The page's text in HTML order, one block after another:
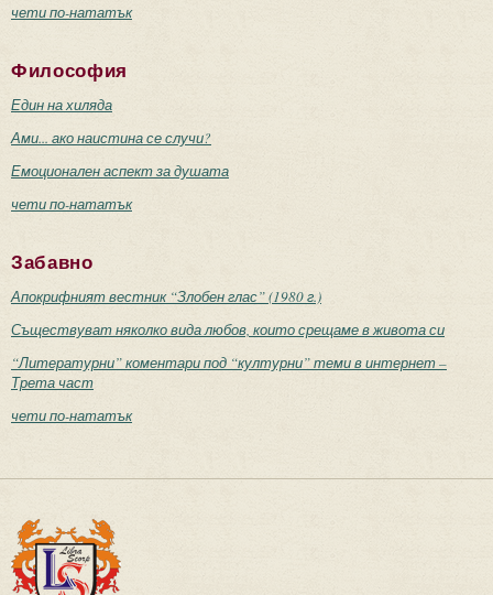
чети по-нататък
Философия
Един на хиляда
Ами... ако наистина се случи?
Емоционален аспект за душата
чети по-нататък
Забавно
Апокрифният вестник “Злобен глас” (1980 г.)
Съществуват няколко вида любов, които срещаме в живота си
“Литературни” коментари под “културни” теми в интернет –
Трета част
чети по-нататък